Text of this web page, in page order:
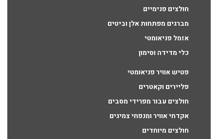
חולצים פנימיים
מברגים מפתחות אלן וביטים
אזמל פניאומטי
כלי מדידה וסימון
פטיש אוויר פניאומטי
פליירים וקאטרים
חולצים עבור מפרידי מסבים
אקדחי אוויר ומנפחי צמיגים
חולצים מיוחדים